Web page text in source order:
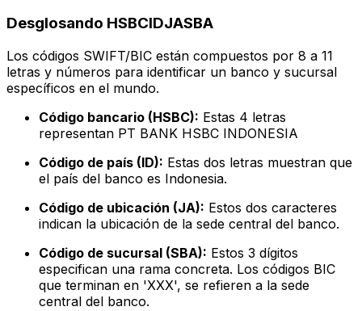
Desglosando HSBCIDJASBA
Los códigos SWIFT/BIC están compuestos por 8 a 11
letras y números para identificar un banco y sucursal
específicos en el mundo.
Código bancario (HSBC): Estas 4 letras
representan PT BANK HSBC INDONESIA
Código de país (ID): Estas dos letras muestran que
el país del banco es Indonesia.
Código de ubicación (JA): Estos dos caracteres
indican la ubicación de la sede central del banco.
Código de sucursal (SBA): Estos 3 dígitos
especifican una rama concreta. Los códigos BIC
que terminan en 'XXX', se refieren a la sede
central del banco.